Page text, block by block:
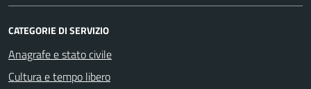
CATEGORIE DI SERVIZIO
Anagrafe e stato civile
Cultura e tempo libero